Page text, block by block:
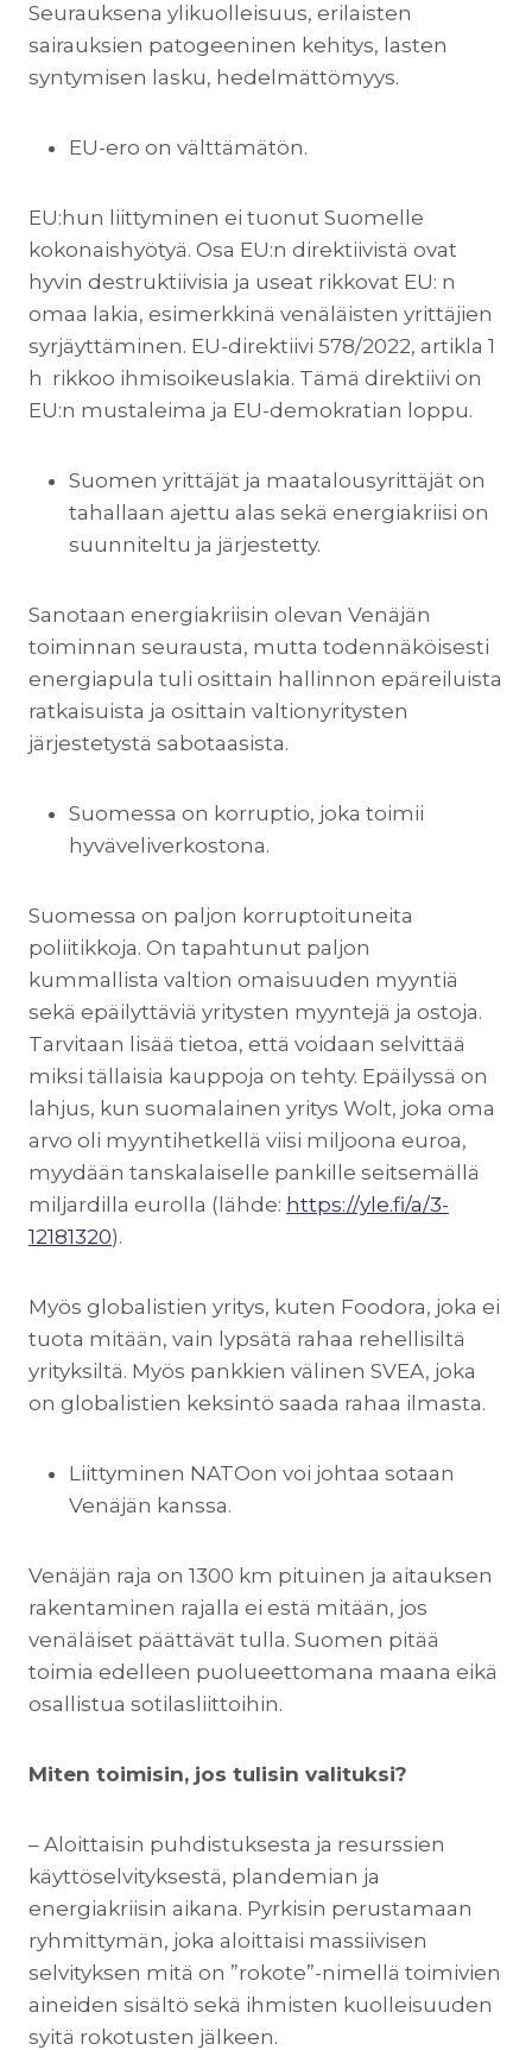
Seurauksena ylikuolleisuus, erilaisten
sairauksien patogeeninen kehitys, lasten
syntymisen lasku, hedelmättömyys.
EU-ero on välttämätön.
EU:hun liittyminen ei tuonut Suomelle
kokonaishyötyä. Osa EU:n direktiivistä ovat
hyvin destruktiivisia ja useat rikkovat EU: n
omaa lakia, esimerkkinä venäläisten yrittäjien
syrjäyttäminen. EU-direktiivi 578/2022, artikla 1
h rikkoo ihmisoikeuslakia. Tämä direktiivi on
EU:n mustaleima ja EU-demokratian loppu.
Suomen yrittäjät ja maatalousyrittäjät on
tahallaan ajettu alas sekä energiakriisi on
suunniteltu ja järjestetty.
Sanotaan energiakriisin olevan Venäjän
toiminnan seurausta, mutta todennäköisesti
energiapula tuli osittain hallinnon epäreiluista
ratkaisuista ja osittain valtionyritysten
järjestetystä sabotaasista.
Suomessa on korruptio, joka toimii
hyväveliverkostona.
Suomessa on paljon korruptoituneita
poliitikkoja. On tapahtunut paljon
kummallista valtion omaisuuden myyntiä
sekä epäilyttäviä yritysten myyntejä ja ostoja.
Tarvitaan lisää tietoa, että voidaan selvittää
miksi tällaisia kauppoja on tehty. Epäilyssä on
lahjus, kun suomalainen yritys Wolt, joka oma
arvo oli myyntihetkellä viisi miljoona euroa,
myydään tanskalaiselle pankille seitsemällä
miljardilla eurolla (lähde: https://yle.fi/a/3-
12181320).
Myös globalistien yritys, kuten Foodora, joka ei
tuota mitään, vain lypsätä rahaa rehellisiltä
yrityksiltä. Myös pankkien välinen SVEA, joka
on globalistien keksintö saada rahaa ilmasta.
Liittyminen NATOon voi johtaa sotaan
Venäjän kanssa.
Venäjän raja on 1300 km pituinen ja aitauksen
rakentaminen rajalla ei estä mitään, jos
venäläiset päättävät tulla. Suomen pitää
toimia edelleen puolueettomana maana eikä
osallistua sotilasliittoihin.
Miten toimisin, jos tulisin valituksi?
– Aloittaisin puhdistuksesta ja resurssien
käyttöselvityksestä, plandemian ja
energiakriisin aikana. Pyrkisin perustamaan
ryhmittymän, joka aloittaisi massiivisen
selvityksen mitä on ”rokote”-nimellä toimivien
aineiden sisältö sekä ihmisten kuolleisuuden
syitä rokotusten jälkeen.